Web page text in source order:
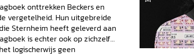
onttrekken Beckers en
vergetelheid. Hun uitgebreide
Sternheim heeft geleverd aan
is echter ook op zichzelf
logischerwijs geen